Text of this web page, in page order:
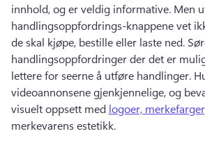
innhold, og er veldig informative. Men
handlingsoppfordrings-knappene vet
de skal kjøpe, bestille eller laste ned.
handlingsoppfordringer der det er
lettere for seerne å utføre handlinger.
videoannonsene gjenkjennelige, og
visuelt oppsett med logoer,
merkevarens estetikk.